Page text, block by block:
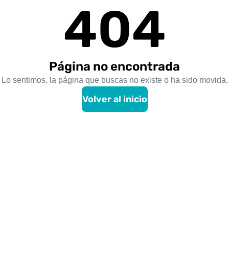
404
Página no encontrada
Lo sentimos, la página que buscas no existe o ha sido movida.
Volver al inicio